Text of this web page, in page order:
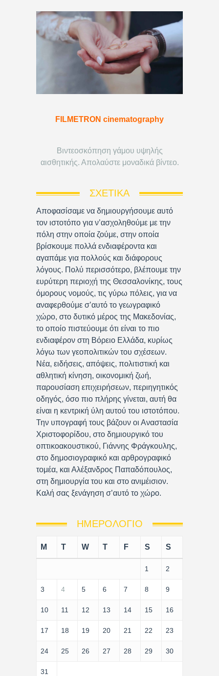
FILMETRON cinematography
Βιντεοσκόπηση γάμου υψηλής
αισθητικής. Απολαύστε μοναδικά βίντεο.
ΣΧΕΤΙΚΆ
Αποφασίσαμε να δημιουργήσουμε αυτό
τον ιστοτόπο για ν’ασχοληθούμε με την
πόλη στην οποία ζούμε, στην οποία
βρίσκουμε πολλά ενδιαφέροντα και
αγαπάμε για πολλούς και διάφορους
λόγους. Πολύ περισσότερο, βλέπουμε την
ευρύτερη περιοχή της Θεσσαλονίκης, τους
όμορους νομούς, τις γύρω πόλεις, για να
αναφερθούμε σ’αυτό το γεωγραφικό
χώρο, στο δυτικό μέρος της Μακεδονίας,
το οποίο πιστεύουμε ότι είναι το πιο
ενδιαφέρον στη Βόρειο Ελλάδα, κυρίως
λόγω των γεοπολιτικών του σχέσεων.
Νέα, ειδήσεις, απόψεις, πολιτιστική και
αθλητική κίνηση, οικονομική ζωή,
παρουσίαση επιχειρήσεων, περιηγητικός
οδηγός, όσο πιο πλήρης γίνεται, αυτή θα
είναι η κεντρική ύλη αυτού του ιστοτόπου.
Την υπογραφή τους βάζουν οι Αναστασία
Χριστοφορίδου, στο δημιουργικό του
οπτικοακουστικού, Γιάννης Φράγκουλης,
στο δημοσιογραφικό και αρθρογραφικό
τομέα, και Αλέξανδρος Παπαδόπουλος,
στη δημιουργία του και στο ανιμέισιον.
Καλή σας ξενάγηση σ’αυτό το χώρο.
ΗΜΕΡΟΛΌΓΙΟ
M T W T F S S
1 2
3 4 5 6 7 8 9
10 11 12 13 14 15 16
17 18 19 20 21 22 23
24 25 26 27 28 29 30
31